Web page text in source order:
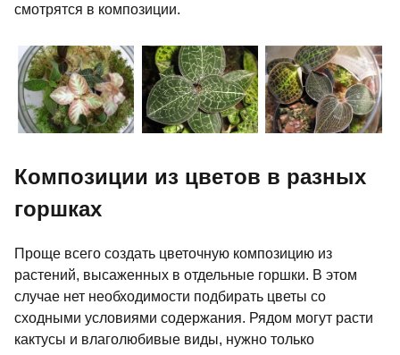
смотрятся в композиции.
Композиции из цветов в разных
горшках
Проще всего создать цветочную композицию из
растений, высаженных в отдельные горшки. В этом
случае нет необходимости подбирать цветы со
сходными условиями содержания. Рядом могут расти
кактусы и влаголюбивые виды, нужно только